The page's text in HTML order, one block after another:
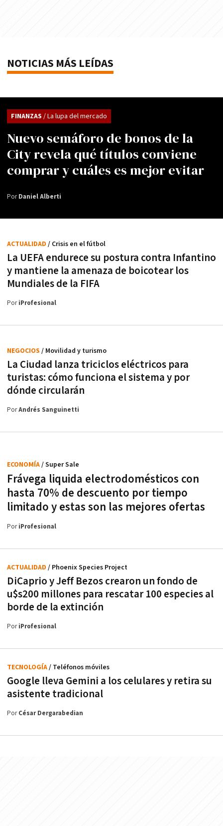
NOTICIAS MÁS LEÍDAS
Nuevo semáforo de bonos de la
City revela qué títulos conviene
comprar y cuáles es mejor evitar
FINANZAS / La lupa del mercado
PorDaniel Alberti
La UEFA endurece su postura contra Infantino
y mantiene la amenaza de boicotear los
Mundiales de la FIFA
ACTUALIDAD / Crisis en el fútbol
PoriProfesional
La Ciudad lanza triciclos eléctricos para
turistas: cómo funciona el sistema y por
dónde circularán
NEGOCIOS / Movilidad y turismo
PorAndrés Sanguinetti
Frávega liquida electrodomésticos con
hasta 70% de descuento por tiempo
limitado y estas son las mejores ofertas
ECONOMÍA/ Super Sale
PoriProfesional
DiCaprio y Jeff Bezos crearon un fondo de
u$s200 millones para rescatar 100 especies al
borde de la extinción
ACTUALIDAD / Phoenix Species Project
PoriProfesional
Google lleva Gemini a los celulares y retira su
asistente tradicional
TECNOLOGÍA/ Teléfonos móviles
PorCésar Dergarabedian